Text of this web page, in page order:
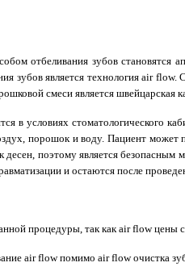
отбеливания зубов становятся
зубов является технология air
смеси является швейцарская
в условиях стоматологического
порошок и воду. Пациент может
поэтому является
и остаются после
процедуры, так как air flow цены
аir flow помимо air flow очистка